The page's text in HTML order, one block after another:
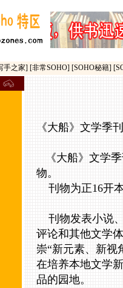
手之家] [非常SOHO] [SOHO秘籍]
《大船》文学季
《大船》文学
物。
刊物为正16开
刊物发表小说
评论和其他文学
崇“新元素、新视
在培养本地文学
品的园地。